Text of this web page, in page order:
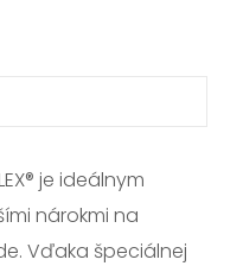
je ideálnym
nárokmi na
Vďaka špeciálnej